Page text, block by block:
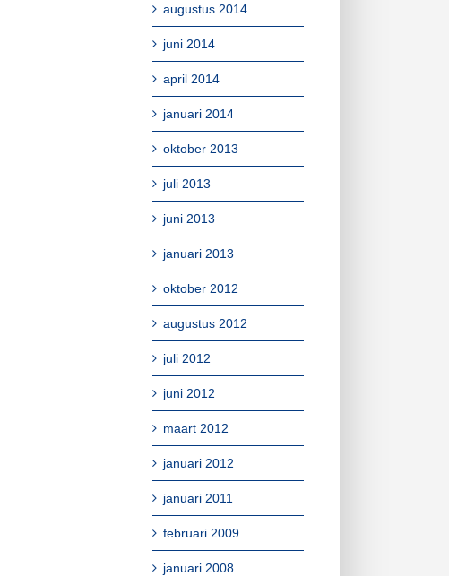
augustus 2014
juni 2014
april 2014
januari 2014
oktober 2013
juli 2013
juni 2013
januari 2013
oktober 2012
augustus 2012
juli 2012
juni 2012
maart 2012
januari 2012
januari 2011
februari 2009
januari 2008